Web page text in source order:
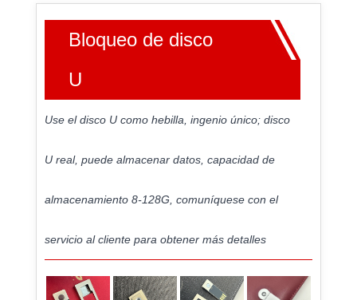
Bloqueo de disco
U
Use el disco U como hebilla, ingenio único; disco
U real, puede almacenar datos, capacidad de
almacenamiento 8-128G, comuníquese con el
servicio al cliente para obtener más detalles